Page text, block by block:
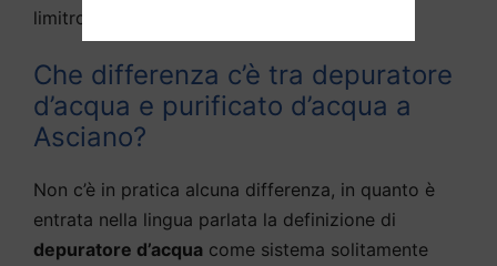
limitrofi:
Che differenza c’è tra depuratore
d’acqua e purificato d’acqua a
Asciano?
Non c’è in pratica alcuna differenza, in quanto è
entrata nella lingua parlata la definizione di
depuratore d’acqua come sistema solitamente